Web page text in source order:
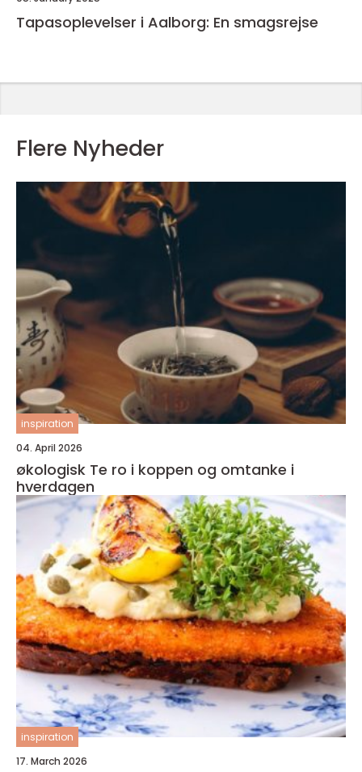
Tapasoplevelser i Aalborg: En smagsrejse
Flere Nyheder
inspiration
04. April 2026
økologisk Te ro i koppen og omtanke i
hverdagen
inspiration
17. March 2026